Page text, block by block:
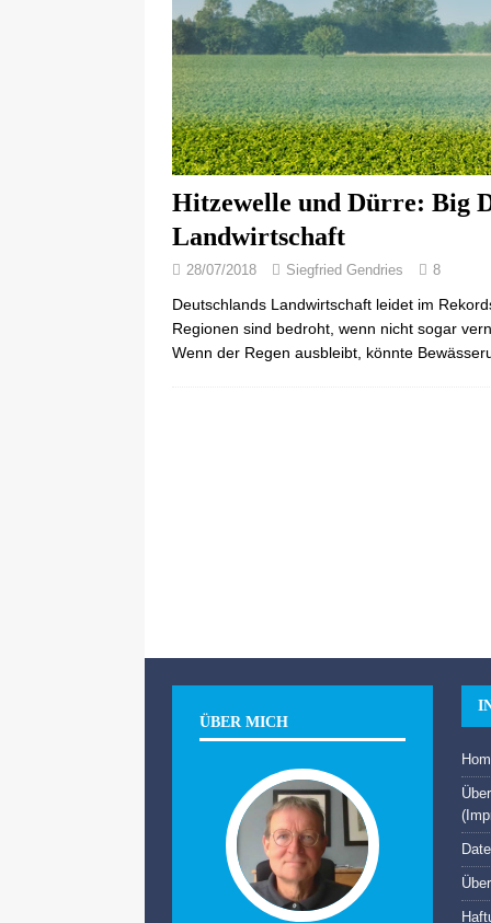
Hitzewelle und Dürre: Big
Landwirtschaft
28/07/2018 Siegfried Gendries 8
Deutschlands Landwirtschaft leidet im
Regionen sind bedroht, wenn nicht sogar
Wenn der Regen ausbleibt, könnte
ÜBER MICH